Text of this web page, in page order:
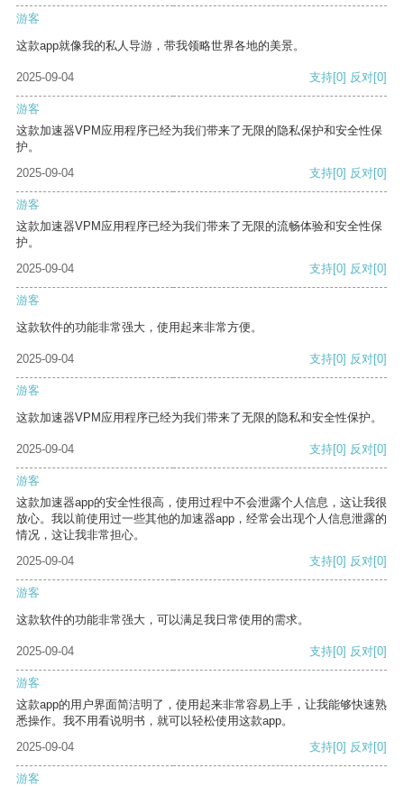
游客
这款app就像我的私人导游，带我领略世界各地的美景。
2025-09-04 支持[0] 反对[0]
游客
这款加速器VPM应用程序已经为我们带来了无限的隐私保护和安全性保
护。
2025-09-04
支持[0] 反对[0]
游客
这款加速器VPM应用程序已经为我们带来了无限的流畅体验和安全性保
护。
2025-09-04
支持[0] 反对[0]
游客
这款软件的功能非常强大，使用起来非常方便。
2025-09-04 支持[0] 反对[0]
游客
这款加速器VPM应用程序已经为我们带来了无限的隐私和安全性保护。
2025-09-04 支持[0] 反对[0]
游客
这款加速器app的安全性很高，使用过程中不会泄露个人信息，这让我很
放心。我以前使用过一些其他的加速器app，经常会出现个人信息泄露的
情况，这让我非常担心。
2025-09-04
支持[0] 反对[0]
游客
这款软件的功能非常强大，可以满足我日常使用的需求。
2025-09-04 支持[0] 反对[0]
游客
这款app的用户界面简洁明了，使用起来非常容易上手，让我能够快速熟
悉操作。我不用看说明书，就可以轻松使用这款app。
2025-09-04
支持[0] 反对[0]
游客